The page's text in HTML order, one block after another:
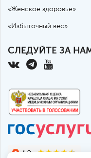
«Женское здоровье»
«Избыточный вес»
СЛЕДУЙТЕ ЗА